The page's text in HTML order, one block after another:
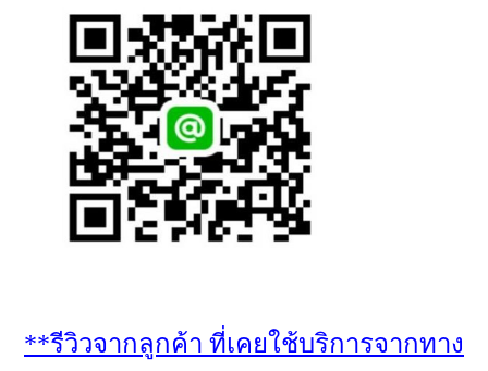
**รีวิวจากลูกค้า ที่เคยใช้บริการจากทาง